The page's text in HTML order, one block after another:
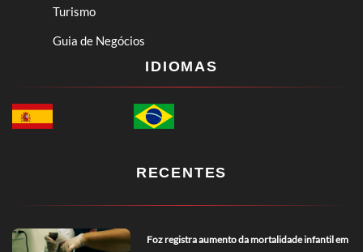
Turismo
Guia de Negócios
IDIOMAS
RECENTES
Foz registra aumento da mortalidade infantil em